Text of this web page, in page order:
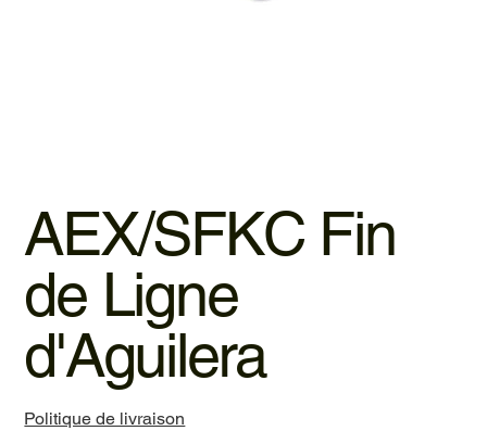
AEX/SFKC Fin
de Ligne
d'Aguilera
Politique de livraison